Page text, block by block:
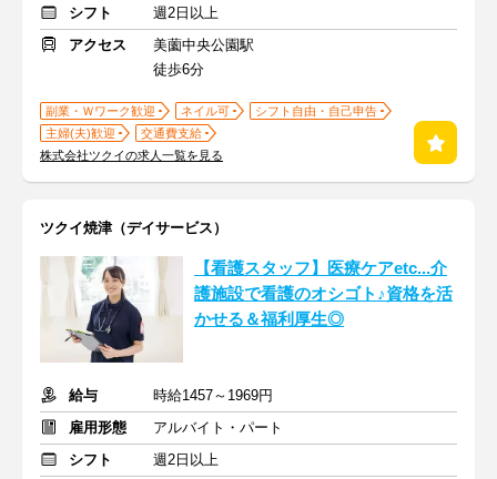
シフト
週2日以上
アクセス
美薗中央公園駅
徒歩6分
副業・Ｗワーク歓迎 ネイル可
シフト自由・自己申告
主婦(夫)歓迎
交通費支給
株式会社ツクイの求人一覧を見る
ツクイ焼津（デイサービス）
【看護スタッフ】医療ケアetc...介
護施設で看護のオシゴト♪資格を活
かせる＆福利厚生◎
給与
時給1457～1969円
雇用形態
アルバイト・パート
シフト
週2日以上